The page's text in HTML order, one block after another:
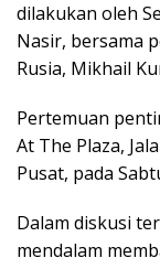
dilakukan oleh
Nasir, bersama
Rusia, Mikhail
Pertemuan
At The Plaza,
Pusat, pada
Dalam diskusi
mendalam